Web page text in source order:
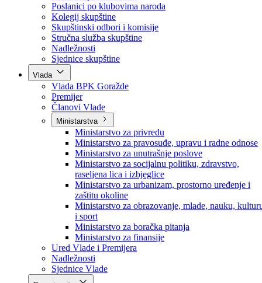
Skupština BPK Goražde
Rukovodstvo
Poslanici po strankama
Poslanici po klubovima naroda
Kolegij skupštine
Skupštinski odbori i komisije
Stručna služba skupštine
Nadležnosti
Sjednice skupštine
Vlada
Vlada BPK Goražde
Premijer
Članovi Vlade
Ministarstva
Ministarstvo za privredu
Ministarstvo za pravosuđe, upravu i radne odnose
Ministarstvo za unutrašnje poslove
Ministarstvo za socijalnu politiku, zdravstvo,
raseljena lica i izbjeglice
Ministarstvo za urbanizam, prostorno uređenje i
zaštitu okoline
Ministarstvo za obrazovanje, mlade, nauku,
i sport
Ministarstvo za boračka pitanja
Ministarstvo za finansije
Ured Vlade i Premijera